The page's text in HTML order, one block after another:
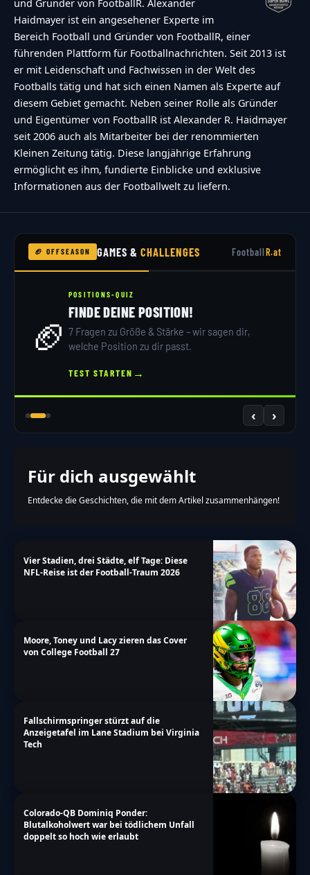
und Gründer von FootballR. Alexander
Haidmayer ist ein angesehener Experte im
Bereich Football und Gründer von FootballR, einer
führenden Plattform für Footballnachrichten. Seit 2013 ist
er mit Leidenschaft und Fachwissen in der Welt des
Footballs tätig und hat sich einen Namen als Experte auf
diesem Gebiet gemacht. Neben seiner Rolle als Gründer
und Eigentümer von FootballR ist Alexander R. Haidmayer
seit 2006 auch als Mitarbeiter bei der renommierten
Kleinen Zeitung tätig. Diese langjährige Erfahrung
ermöglicht es ihm, fundierte Einblicke und exklusive
Informationen aus der Footballwelt zu liefern.
🏈 OFFSEASON GAMES &CHALLENGES FootballR.at
🏈
POSITIONS-QUIZ
FINDE DEINE POSITION!
7 Fragen zu Größe & Stärke – wir sagen dir,
welche Position zu dir passt.
TEST STARTEN →
‹ ›
Für dich ausgewählt
Entdecke die Geschichten, die mit dem Artikel zusammenhängen!
Vier Stadien, drei Städte, elf Tage: Diese
NFL-Reise ist der Football-Traum 2026
Moore, Toney und Lacy zieren das Cover
von College Football 27
Fallschirmspringer stürzt auf die
Anzeigetafel im Lane Stadium bei Virginia
Tech
Colorado-QB Dominiq Ponder:
Blutalkoholwert war bei tödlichem Unfall
doppelt so hoch wie erlaubt